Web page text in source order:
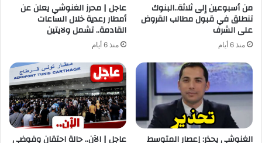
من أسبوعين إلى ثلاثة..البنوك
تنطلق في قبول مطالب القروض
على الشرف
منذ 6 أيام
عاجل | محرز الغنوشي يعلن عن
أمطار رعدية خلال الساعات
القادمة.. تشمل ولايتين
منذ 6 أيام
الغنوشي يحذر: إعصار المتوسط عاجل | الآن.. حالة احتقان وفوضى